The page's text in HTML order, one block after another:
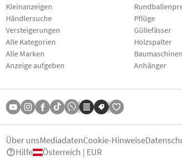
Kleinanzeigen
Händlersuche
Versteigerungen
Alle Kategorien
Alle Marken
Anzeige aufgeben
Pflüge
Güllefässer
Holzspalter
Baumaschinen
Anhänger
Über unsMediadatenCookie-Hinweise
Hilfe
Österreich | EUR